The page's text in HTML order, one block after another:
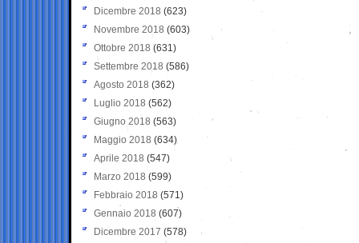
Dicembre 2018 (623)
Novembre 2018 (603)
Ottobre 2018 (631)
Settembre 2018 (586)
Agosto 2018 (362)
Luglio 2018 (562)
Giugno 2018 (563)
Maggio 2018 (634)
Aprile 2018 (547)
Marzo 2018 (599)
Febbraio 2018 (571)
Gennaio 2018 (607)
Dicembre 2017 (578)